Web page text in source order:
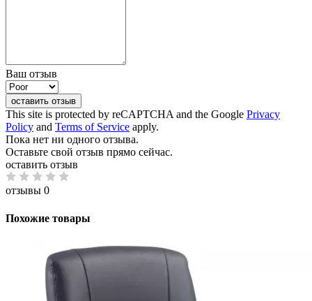
Ваш отзыв
оставить отзыв
This site is protected by reCAPTCHA and the Google Privacy
Policy and Terms of Service apply.
Пока нет ни одного отзыва.
Оставьте свой отзыв прямо сейчас.
оставить отзыв
отзывы 0
Похожие товары